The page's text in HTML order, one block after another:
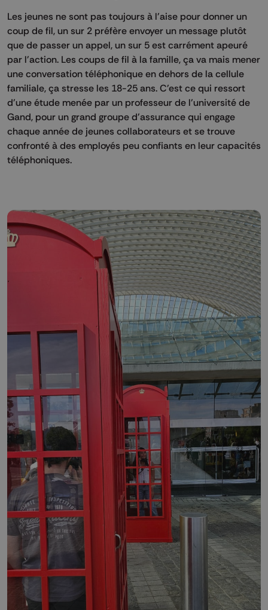
Les jeunes ne sont pas toujours à l'aise pour donner un
coup de fil, un sur 2 préfère envoyer un message plutôt
que de passer un appel, un sur 5 est carrément apeuré
par l'action. Les coups de fil à la famille, ça va mais mener
une conversation téléphonique en dehors de la cellule
familiale, ça stresse les 18-25 ans. C'est ce qui ressort
d'une étude menée par un professeur de l'université de
Gand, pour un grand groupe d'assurance qui engage
chaque année de jeunes collaborateurs et se trouve
confronté à des employés peu confiants en leur capacités
téléphoniques.